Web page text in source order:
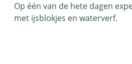
Op één van de hete dagen
met ijsblokjes en waterverf.